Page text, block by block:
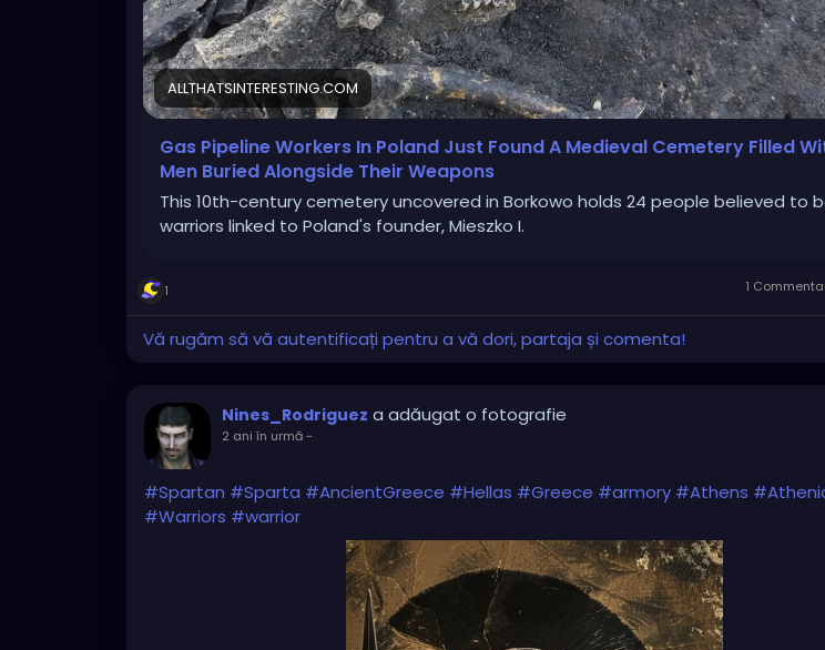
ALLTHATSINTERESTING.COM
Gas Pipeline Workers In Poland Just Found A Medieval Cemetery Filled
Men Buried Alongside Their Weapons
This 10th-century cemetery uncovered in Borkowo holds 24 people believed to
warriors linked to Poland's founder, Mieszko I.
1 1
Vă rugăm să vă autentificați pentru a vă dori, partaja și comenta!
Nines_Rodriguez a adăugat o fotografie
2 ani în urmă-
#Spartan #Sparta #AncientGreece #Hellas #Greece #armory #Athens
#Warriors #warrior